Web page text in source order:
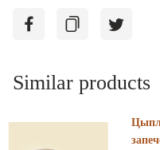
Similar products